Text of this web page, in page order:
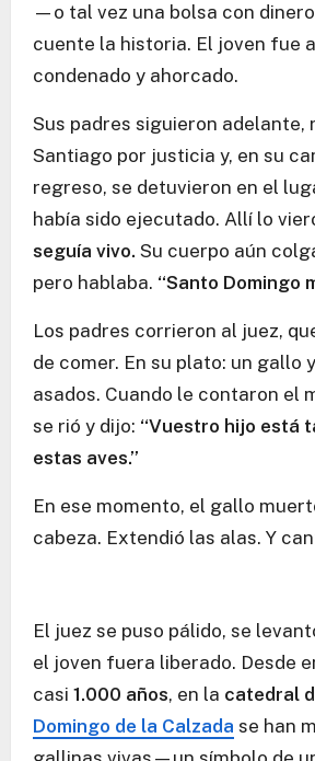
—o tal vez una bolsa con
cuente la historia. El joven fue
condenado y ahorcado.
Sus padres siguieron adelante,
Santiago por justicia y, en su
regreso, se detuvieron en el
había sido ejecutado. Allí lo
seguía vivo. Su cuerpo aún
pero hablaba. “Santo Domingo
Los padres corrieron al juez,
de comer. En su plato: un gallo
asados. Cuando le contaron el
se rió y dijo: “Vuestro hijo está
estas aves.”
En ese momento, el gallo
cabeza. Extendió las alas. Y
El juez se puso pálido, se
el joven fuera liberado. Desde
casi 1.000 años, en la catedral
Domingo de la Calzada se han